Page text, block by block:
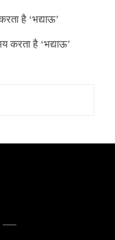
है ‘भद्याऊ’
करता है ‘भद्याऊ’